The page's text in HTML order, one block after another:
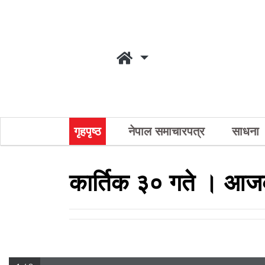
गृहपृष्ठ नेपाल समाचारपत्र साधना
कार्तिक ३० गते ।